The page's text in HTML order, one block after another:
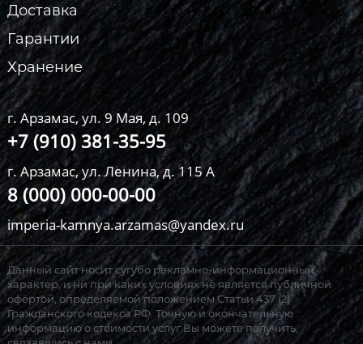
Доставка
Гарантии
Хранение
г. Арзамас, ул. 9 Мая, д. 109
+7 (910) 381-35-95
г. Арзамас, ул. Ленина, д. 115 А
8 (000) 000-00-00
imperia-kamnya.arzamas@yandex.ru
Данный сайт носит сугубо рекламно-информационный
характер, и ни при каких условиях не является публичной
офёртой, определяемой положением Статьи 437 (2)
Гражданского кодекса РФ. Точную и окончательную
информацию о стоимости услуг Вы можете получить,